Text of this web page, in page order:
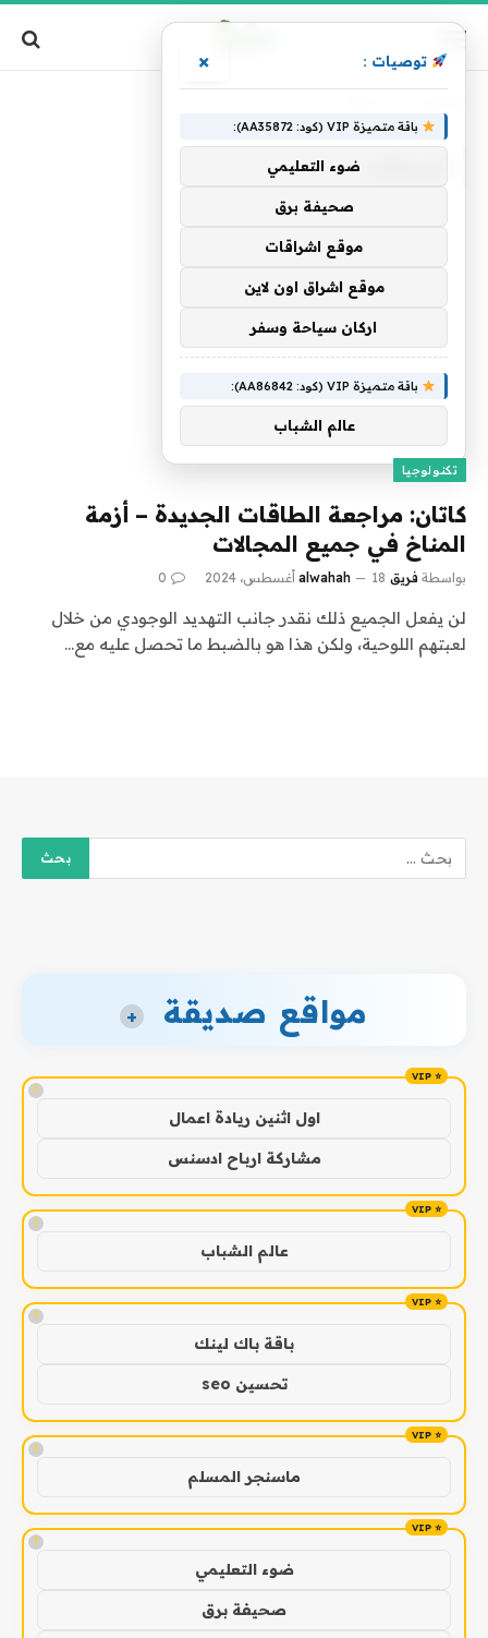
تكنولوجيا
كاتان: مراجعة الطاقات الجديدة – أزمة
المناخ في جميع المجالات
بواسطة فريق alwahah 18 أغسطس، 2024 0
لن يفعل الجميع ذلك نقدر جانب التهديد الوجودي من خلال
لعبتهم اللوحية، ولكن هذا هو بالضبط ما تحصل عليه مع…
مواقع صديقة +
!
اول اثنين ريادة اعمال
مشاركة ارباح ادسنس
!
عالم الشباب
!
باقة باك لينك
تحسين seo
!
ماسنجر المسلم
!
ضوء التعليمي
صحيفة برق
توصيات : ×
باقة متميزة VIP (كود: AA35872):
ضوء التعليمي
صحيفة برق
موقع اشراقات
موقع اشراق اون لاين
اركان سياحة وسفر
باقة متميزة VIP (كود: AA86842):
عالم الشباب